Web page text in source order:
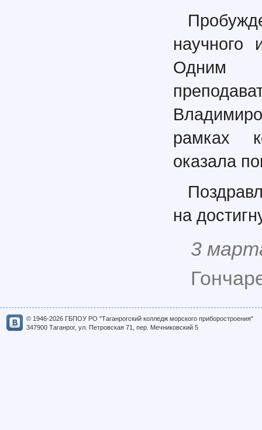
Одним
рамках
оказала
на
3
© 1946-2026 ГБПОУ РО "Таганрогский колледж морского приборостроения"
347900 Таганрог, ул. Петровская 71, пер. Мечниковский 5